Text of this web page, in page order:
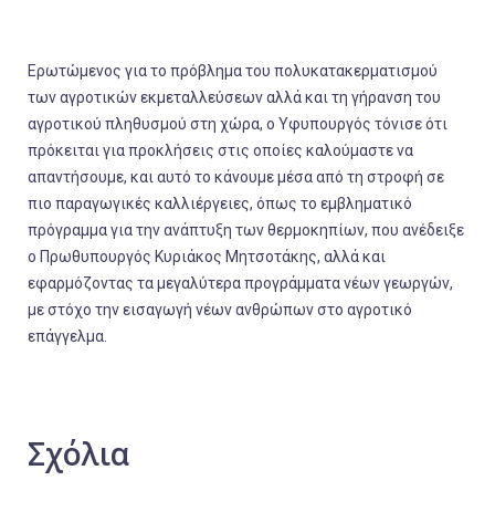
Ερωτώμενος για το πρόβλημα του πολυκατακερματισμού
των αγροτικών εκμεταλλεύσεων αλλά και τη γήρανση του
αγροτικού πληθυσμού στη χώρα, ο Υφυπουργός τόνισε ότι
πρόκειται για προκλήσεις στις οποίες καλούμαστε να
απαντήσουμε, και αυτό το κάνουμε μέσα από τη στροφή σε
πιο παραγωγικές καλλιέργειες, όπως το εμβληματικό
πρόγραμμα για την ανάπτυξη των θερμοκηπίων, που ανέδειξε
ο Πρωθυπουργός Κυριάκος Μητσοτάκης, αλλά και
εφαρμόζοντας τα μεγαλύτερα προγράμματα νέων γεωργών,
με στόχο την εισαγωγή νέων ανθρώπων στο αγροτικό
επάγγελμα.
Σχόλια